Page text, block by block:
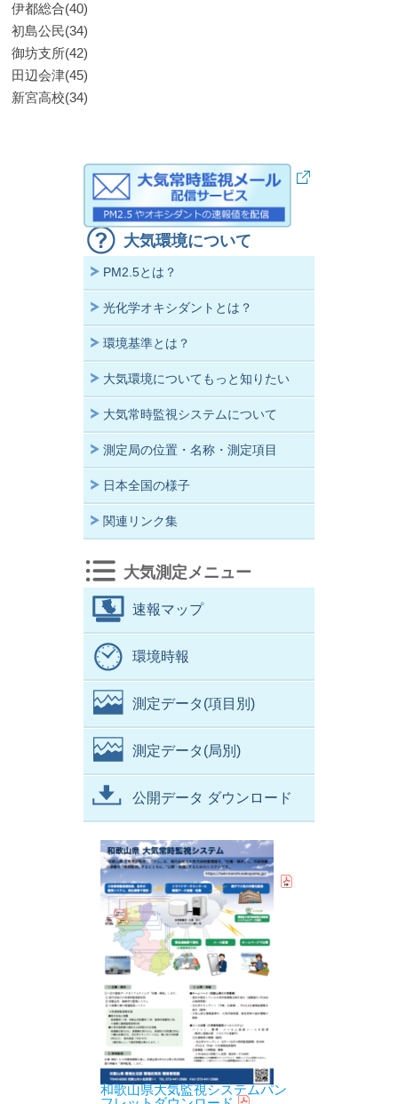
伊都総合(40)
初島公民(34)
御坊支所(42)
田辺会津(45)
新宮高校(34)
大気環境について
PM2.5とは？
光化学オキシダントとは？
環境基準とは？
大気環境についてもっと知りたい
大気常時監視システムについて
測定局の位置・名称・測定項目
日本全国の様子
関連リンク集
大気測定メニュー
速報マップ
環境時報
測定データ(項目別)
測定データ(局別)
公開データ ダウンロード
和歌山県大気監視システムパン